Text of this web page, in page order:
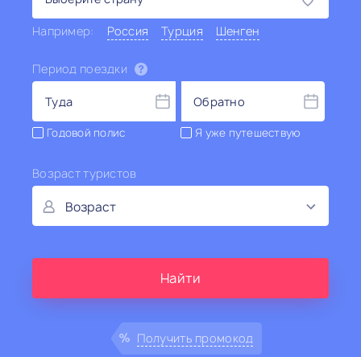
Например: Россия Турция Шенген
Период поездки
Туда Обратно
Годовой полис Я уже путешествую
Возраст туристов
Возраст
1
Получить промокод